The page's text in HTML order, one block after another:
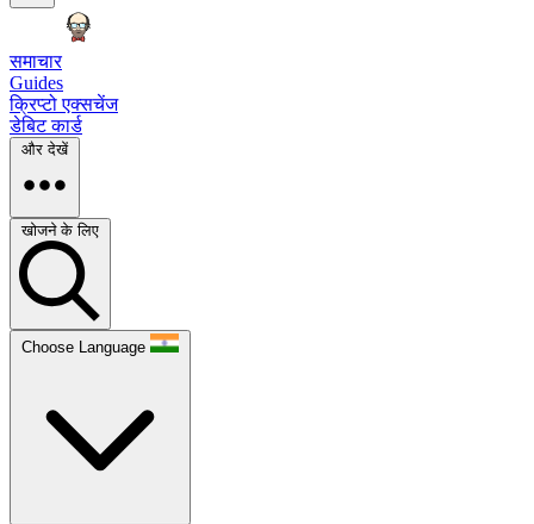
समाचार
Guides
क्रिप्टो एक्सचेंज
डेबिट कार्ड
और देखें
खोजने के लिए
Choose Language